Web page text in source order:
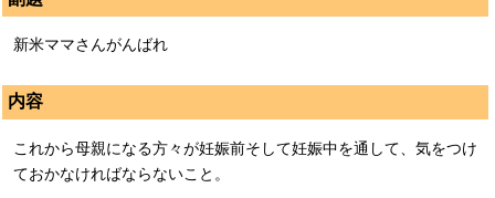
新米ママさんがんばれ
内容
これから母親になる方々が妊娠前そして妊娠中を通して、気をつけ
ておかなければならないこと。